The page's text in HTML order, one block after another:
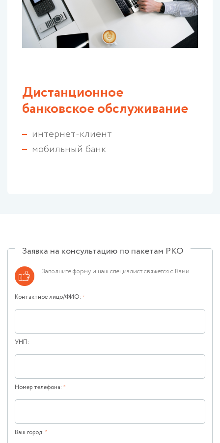
Дистанционное
банковское обслуживание
интернет-клиент
мобильный банк
Заявка на консультацию по пакетам РКО
Заполните форму и наш специалист свяжется с Вами
Контактное лицо/ФИО: *
УНП:
Номер телефона: *
Ваш город: *